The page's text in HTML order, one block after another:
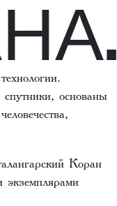
основаны
Коран